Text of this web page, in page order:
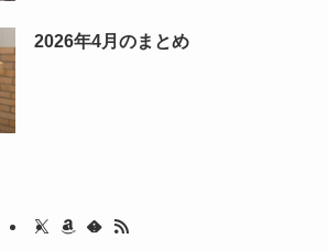
2026年4月のまとめ